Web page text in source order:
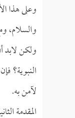
وعلى هذا
والسلام،
ولكن لابد
النبوية؟
لآمن به.
المقدمة